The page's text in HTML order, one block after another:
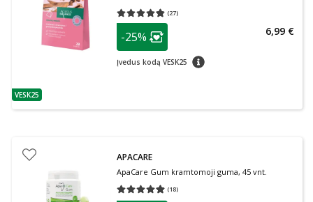
patarimas
VESK25
(27)
Vidutinis įvertinimas 4.78
patarimas
Lojalumo klubo narių nuolaida
-25%
Įvedus kodą VESK25 patarimas
6,99 €
APACARE
ApaCare Gum kramtomoji guma, 45 vnt.
(18)
Vidutinis įvertinimas 4.89